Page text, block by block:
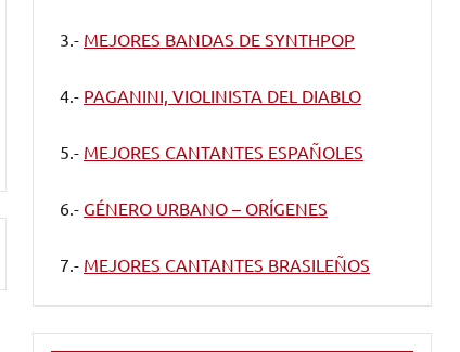
3.- MEJORES BANDAS DE SYNTHPOP
4.- PAGANINI, VIOLINISTA DEL DIABLO
5.- MEJORES CANTANTES ESPAÑOLES
6.- GÉNERO URBANO – ORÍGENES
7.- MEJORES CANTANTES BRASILEÑOS